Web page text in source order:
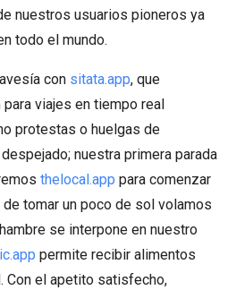
nuestros usuarios pioneros ya
todo el mundo.
con sitata.app, que
viajes en tiempo real
protestas o huelgas de
nuestra primera parada
thelocal.app para comenzar
tomar un poco de sol volamos
se interpone en nuestro
permite recibir alimentos
Con el apetito satisfecho,